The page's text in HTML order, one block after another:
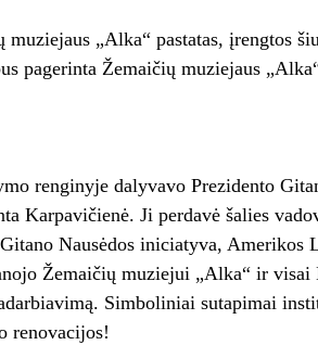
„Alka“ pastatas, įrengtos
pagerinta Žemaičių muziejaus
renginyje dalyvavo Prezidento
Karpavičienė. Ji perdavė šalies
Nausėdos iniciatyva,
Žemaičių muziejui „Alka“ ir
Simboliniai sutapimai
renovacijos!